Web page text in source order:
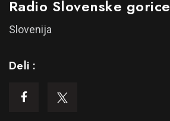
Radio Slovenske gorice
Slovenija
Deli :